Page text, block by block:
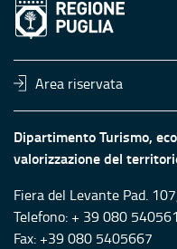
Area riservata
Dipartimento Turismo,
valorizzazione del
Fiera del Levante Pad.
Telefono: + 39 080
Fax: +39 080 5405667